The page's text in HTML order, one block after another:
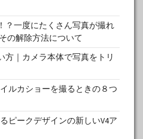
？一度にたくさん写真が撮れ
の解除方法について
方｜カメラ本体で写真をトリ
ルカショーを撮るときの８つ
ピークデザインの新しいV4ア